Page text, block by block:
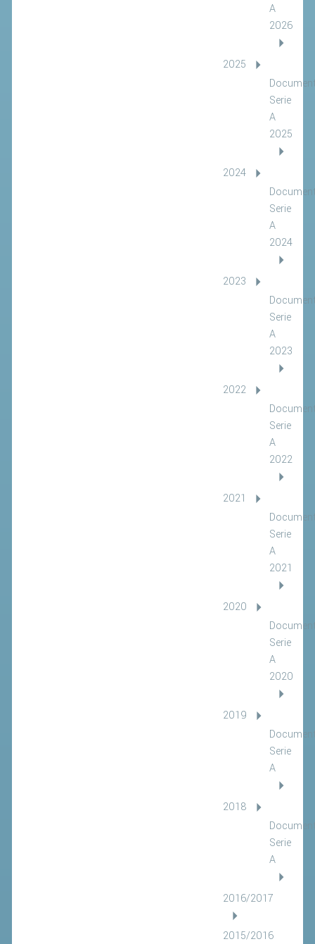
A
2026
2025
Serie
A
2025
2024
Serie
A
2024
2023
Serie
A
2023
2022
Serie
A
2022
2021
Serie
A
2021
2020
Serie
A
2020
2019
Serie
A
2018
Serie
A
2016/2017
2015/2016